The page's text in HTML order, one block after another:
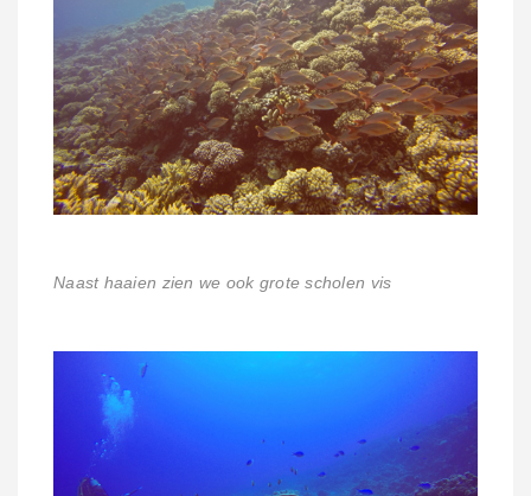
Naast haaien zien we ook grote scholen vis